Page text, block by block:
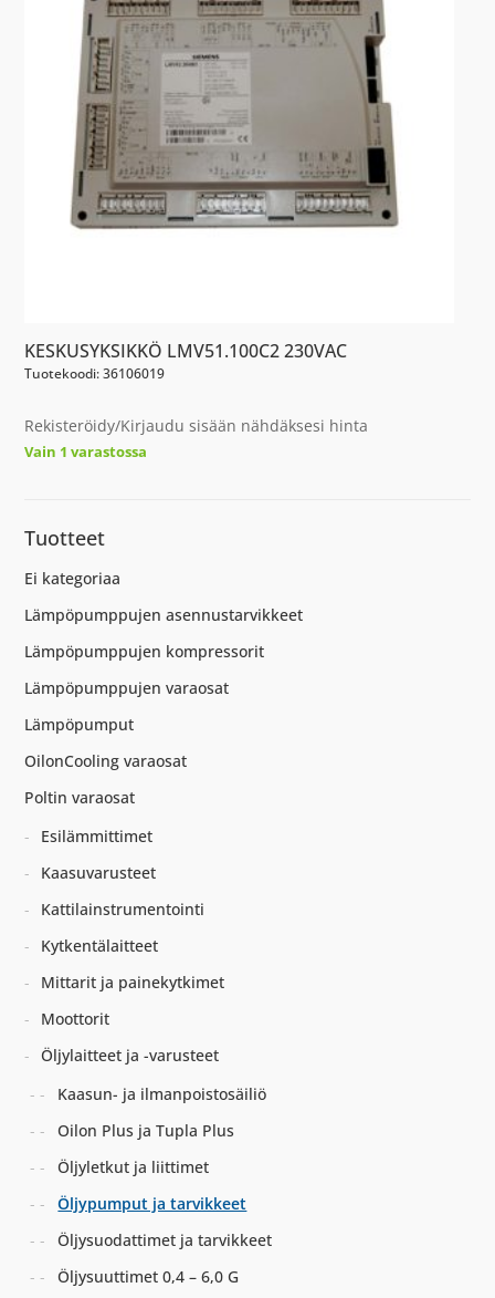
KESKUSYKSIKKÖ LMV51.100C2 230VAC
Tuotekoodi: 36106019
Rekisteröidy/Kirjaudu sisään nähdäksesi hinta
Vain 1 varastossa
Tuotteet
Ei kategoriaa
Lämpöpumppujen asennustarvikkeet
Lämpöpumppujen kompressorit
Lämpöpumppujen varaosat
Lämpöpumput
OilonCooling varaosat
Poltin varaosat
Esilämmittimet
Kaasuvarusteet
Kattilainstrumentointi
Kytkentälaitteet
Mittarit ja painekytkimet
Moottorit
Öljylaitteet ja -varusteet
Kaasun- ja ilmanpoistosäiliö
Oilon Plus ja Tupla Plus
Öljyletkut ja liittimet
Öljypumput ja tarvikkeet
Öljysuodattimet ja tarvikkeet
Öljysuuttimet 0,4 – 6,0 G